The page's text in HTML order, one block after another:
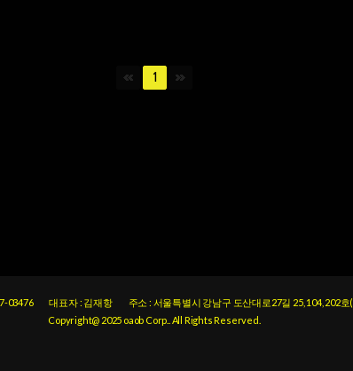
1
03476 대표자 : 김재항 주소 : 서울특별시 강남구 도산대로27길 25, 104, 202
Copyright@ 2025 oaob Corp.. All Rights Reserved.